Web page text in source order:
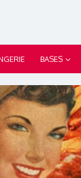
BASES